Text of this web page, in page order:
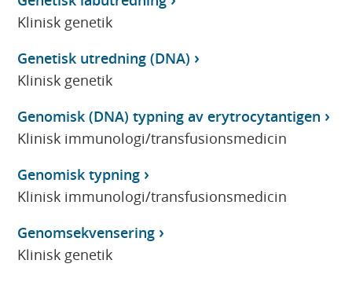
Klinisk genetik
Genetisk utredning (DNA)
Klinisk genetik
Genomisk (DNA) typning av erytrocytantigen
Klinisk immunologi/transfusionsmedicin
Genomisk typning
Klinisk immunologi/transfusionsmedicin
Genomsekvensering
Klinisk genetik